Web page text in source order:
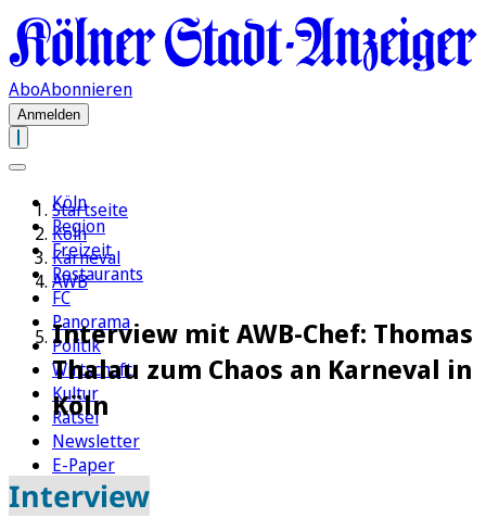
AboAbonnieren
Anmelden
Köln
Region
Freizeit
Restaurants
FC
Panorama
Politik
Wirtschaft
Kultur
Rätsel
Newsletter
E-Paper
Startseite
Köln
Karneval
AWB
Interview mit AWB-Chef: Thomas
Thalau zum Chaos an Karneval in
Köln
Interview